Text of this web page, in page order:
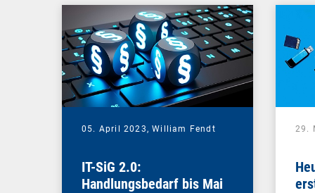
05. April 2023,William Fendt
IT-SiG 2.0:
Handlungsbedarf bis Mai
29.